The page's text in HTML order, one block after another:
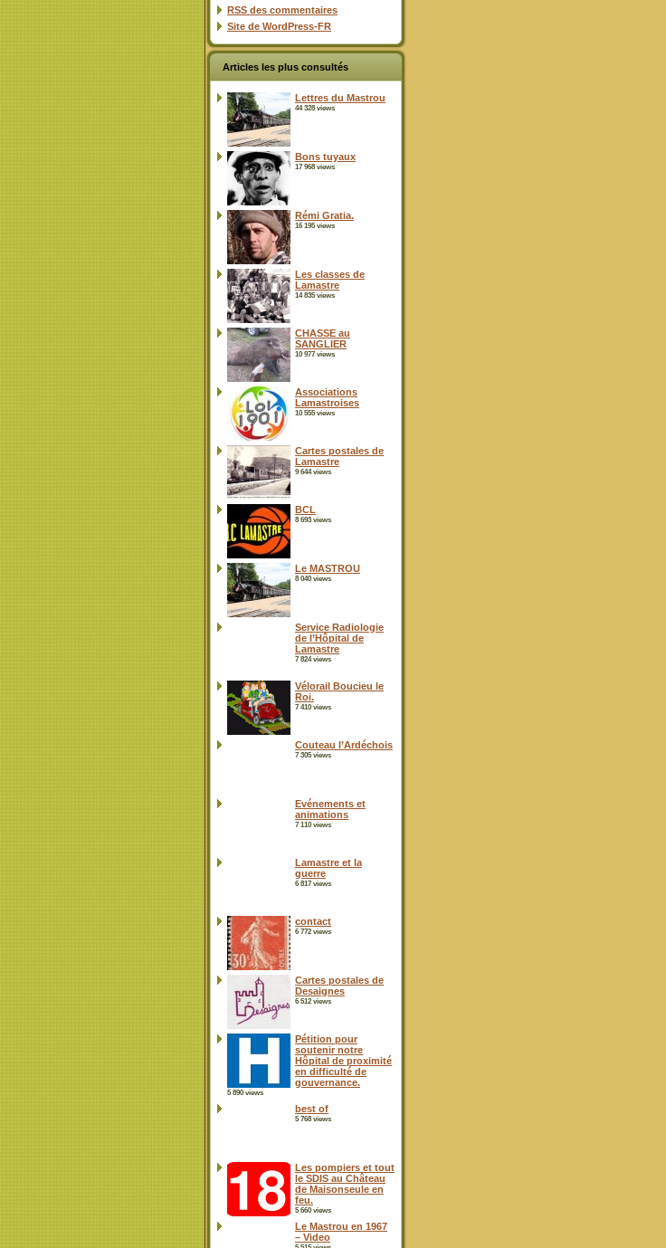
RSS des commentaires
Site de WordPress-FR
Articles les plus consultés
Lettres du Mastrou
44 328 views
Bons tuyaux
17 968 views
Rémi Gratia.
16 195 views
Les classes de
Lamastre
14 835 views
CHASSE au
SANGLIER
10 977 views
Associations
Lamastroises
10 555 views
Cartes postales de
Lamastre
9 644 views
BCL
8 693 views
Le MASTROU
8 040 views
Service Radiologie
de l’Hôpital de
Lamastre
7 824 views
Vélorail Boucieu le
Roi.
7 410 views
Couteau l’Ardéchois
7 305 views
Evénements et
animations
7 110 views
Lamastre et la
guerre
6 817 views
contact
6 772 views
Cartes postales de
Desaignes
6 512 views
Pétition pour
soutenir notre
Hôpital de proximité
en difficulté de
gouvernance.
5 890 views
best of
5 768 views
Les pompiers et tout
le SDIS au Château
de Maisonseule en
feu.
5 660 views
Le Mastrou en 1967
– Video